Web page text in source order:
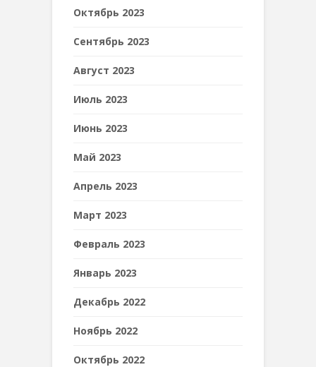
Октябрь 2023
Сентябрь 2023
Август 2023
Июль 2023
Июнь 2023
Май 2023
Апрель 2023
Март 2023
Февраль 2023
Январь 2023
Декабрь 2022
Ноябрь 2022
Октябрь 2022